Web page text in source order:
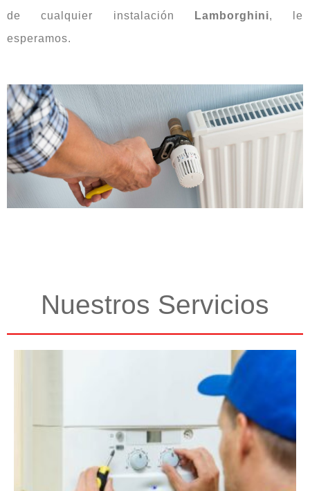
de cualquier instalación
Lamborghini, le
esperamos.
Nuestros Servicios